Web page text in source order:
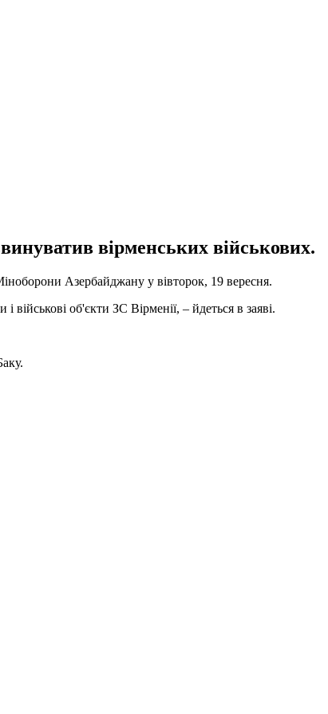
вірменських військових.
Азербайджану у вівторок, 19 вересня.
військові об'єкти ЗС Вірменії, – йдеться в заяві.